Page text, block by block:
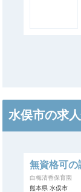
水俣市の求
無資格可の
白梅清香保育園
熊本県 水俣市